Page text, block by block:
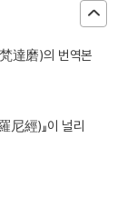
達磨)의 번역본
經)』이 널리